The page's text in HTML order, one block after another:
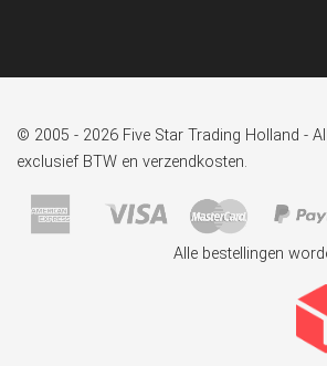
© 2005 - 2026 Five Star Trading Holland -
exclusief BTW en verzendkosten.
Alle bestellingen